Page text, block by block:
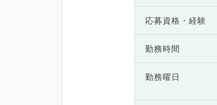
応募資格・ 経験
勤務時間
勤務曜日